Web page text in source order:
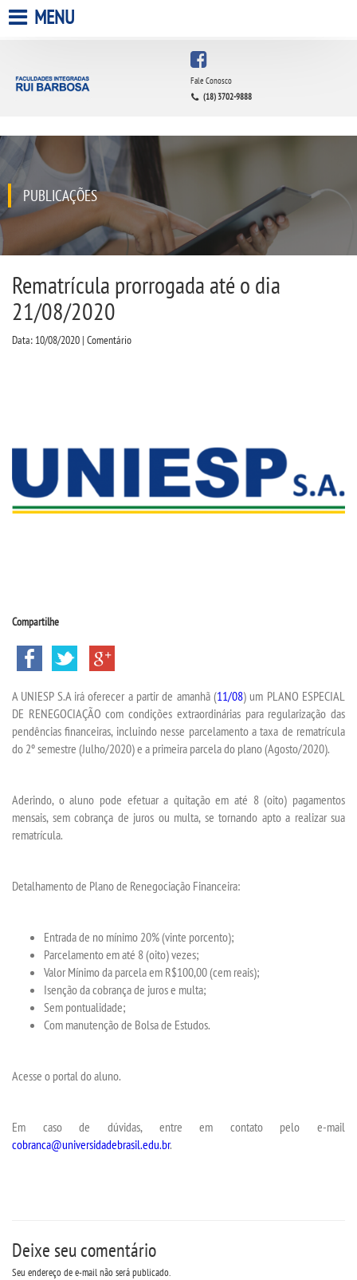
QUEM SOMOS
INFRAESTRUTURA
BIBLIOTECA
CPA
CURSOS
BACHARELADOS
VESTIBULAR
INSCREVA-SE
TRANSFERÊNCIA
SEGUNDA GRADUAÇÃO
MATRÍCULA
EDITAL
EDITAL MEDICINA
PUBLICAÇÕES
DESTAQUES
UNIESP NEWS
PDI
MENU
Fale Conosco
(18) 3702-9888
PUBLICAÇÕES
Rematrícula prorrogada até o dia
21/08/2020
Data: 10/08/2020 | Comentário
Compartilhe
A UNIESP S.A irá oferecer a partir de amanhã (11/08) um PLANO ESPECIAL
DE RENEGOCIAÇÃO com condições extraordinárias para regularização das
pendências financeiras, incluindo nesse parcelamento a taxa de rematrícula
do 2º semestre (Julho/2020) e a primeira parcela do plano (Agosto/2020).
Aderindo, o aluno pode efetuar a quitação em até 8 (oito) pagamentos
mensais, sem cobrança de juros ou multa, se tornando apto a realizar sua
rematrícula.
Detalhamento de Plano de Renegociação Financeira:
Entrada de no mínimo 20% (vinte porcento);
Parcelamento em até 8 (oito) vezes;
Valor Mínimo da parcela em R$100,00 (cem reais);
Isenção da cobrança de juros e multa;
Sem pontualidade;
Com manutenção de Bolsa de Estudos.
Acesse o portal do aluno.
Em caso de dúvidas, entre em contato pelo e-mail
cobranca@universidadebrasil.edu.br.
Deixe seu comentário
Seu endereço de e-mail não será publicado.